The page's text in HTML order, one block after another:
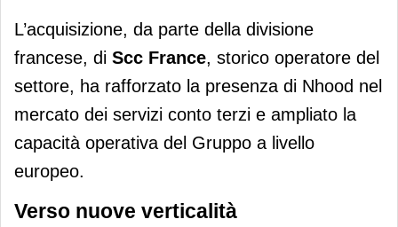
L’acquisizione, da parte della divisione
francese, di Scc France, storico operatore del
settore, ha rafforzato la presenza di Nhood nel
mercato dei servizi conto terzi e ampliato la
capacità operativa del Gruppo a livello
europeo.
Verso nuove verticalità